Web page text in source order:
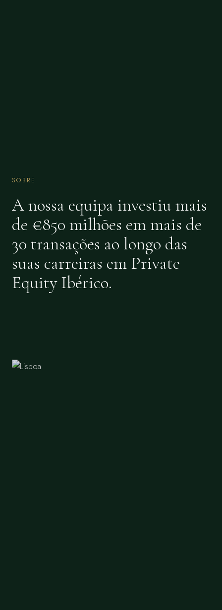
SOBRE
A nossa equipa investiu mais
de €850 milhões em mais de
30 transações ao longo das
suas carreiras em Private
Equity Ibérico.